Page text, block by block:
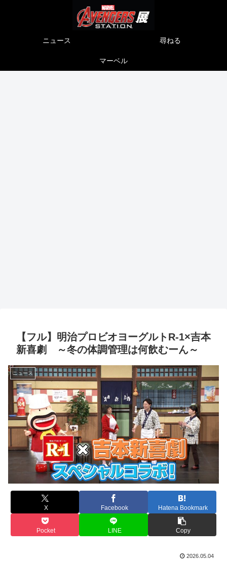
ニュース 尋ねる
マーベル
【フル】明治プロビオヨーグルトR-1×吉本
新喜劇 ～冬の体調管理は何飲むーん～
ニュース
X Facebook Hatena Bookmark
Pocket LINE Copy
2026.05.04